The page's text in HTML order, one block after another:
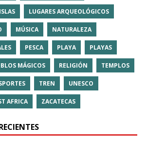
ISLAS LUGARES ARQUEOLÓGICOS
MÚSICA NATURALEZA
PESCA PLAYA PLAYAS
MÁGICOS RELIGIÓN TEMPLOS
TREN UNESCO
AFRICA ZACATECAS